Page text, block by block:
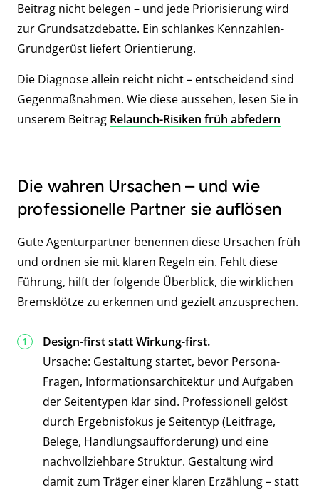
Beitrag nicht belegen – und jede Priorisierung wird
zur Grundsatzdebatte. Ein schlankes Kennzahlen-
Grundgerüst liefert Orientierung.
Die Diagnose allein reicht nicht – entscheidend sind
Gegenmaßnahmen. Wie diese aussehen, lesen Sie in
unserem Beitrag Relaunch-Risiken früh abfedern
Die wahren Ursachen – und wie
professionelle Partner sie auflösen
Gute Agenturpartner benennen diese Ursachen früh
und ordnen sie mit klaren Regeln ein. Fehlt diese
Führung, hilft der folgende Überblick, die wirklichen
Bremsklötze zu erkennen und gezielt anzusprechen.
Design-first statt Wirkung-first.
Ursache: Gestaltung startet, bevor Persona-
Fragen, Informationsarchitektur und Aufgaben
der Seitentypen klar sind. Professionell gelöst
durch Ergebnisfokus je Seitentyp (Leitfrage,
Belege, Handlungsaufforderung) und eine
nachvollziehbare Struktur. Gestaltung wird
damit zum Träger einer klaren Erzählung – statt